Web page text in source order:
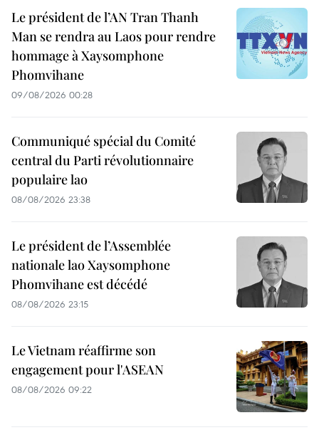
Le président de l’AN Tran Thanh
Man se rendra au Laos pour rendre
hommage à Xaysomphone
Phomvihane
09/08/2026 00:28
Communiqué spécial du Comité
central du Parti révolutionnaire
populaire lao
08/08/2026 23:38
Le président de l’Assemblée
nationale lao Xaysomphone
Phomvihane est décédé
08/08/2026 23:15
Le Vietnam réaffirme son
engagement pour l'ASEAN
08/08/2026 09:22